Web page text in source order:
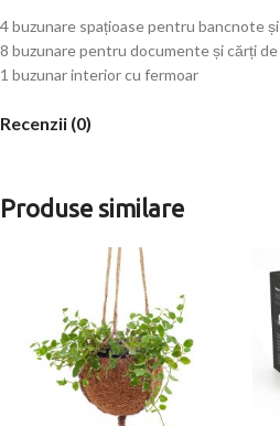
4buzunare spațioasepentru bancnoteși
8 buzunarepentru documenteșicărțide
1 buzunarinteriorcu fermoar
Recenzii (0)
Produse similare